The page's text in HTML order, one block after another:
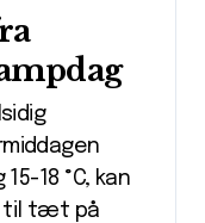
18 °C, kan
til tæt på